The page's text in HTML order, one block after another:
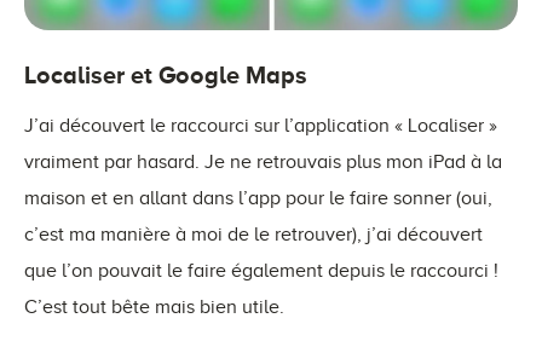
Localiser et Google Maps
J’ai découvert le raccourci sur l’application « Localiser »
vraiment par hasard. Je ne retrouvais plus mon iPad à la
maison et en allant dans l’app pour le faire sonner (oui,
c’est ma manière à moi de le retrouver), j’ai découvert
que l’on pouvait le faire également depuis le raccourci !
C’est tout bête mais bien utile.